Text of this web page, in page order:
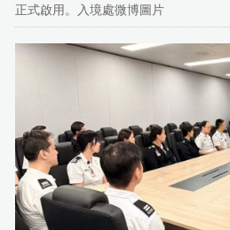
正式啟用。入境處微博圖片